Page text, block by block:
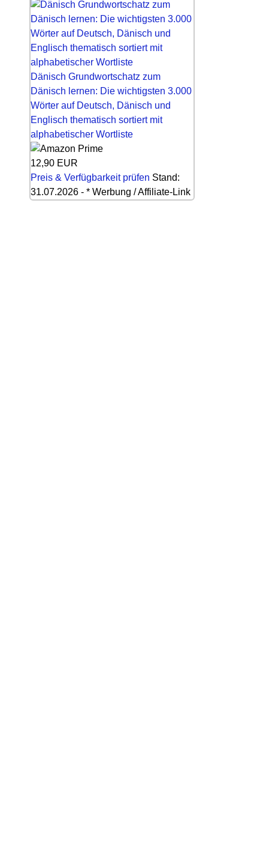
Dänisch Grundwortschatz zum
Dänisch lernen: Die wichtigsten 3.000
Wörter auf Deutsch, Dänisch und
Englisch thematisch sortiert mit
alphabetischer Wortliste
12,90 EUR
Preis & Verfügbarkeit prüfen Stand:
31.07.2026 - * Werbung / Affiliate-Link